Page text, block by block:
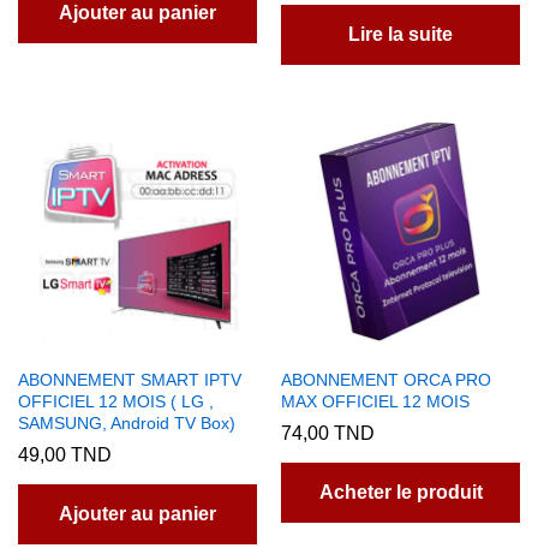
Ajouter au panier
Lire la suite
ABONNEMENT SMART IPTV
OFFICIEL 12 MOIS ( LG ,
SAMSUNG, Android TV Box)
49,00 TND
Ajouter au panier
ABONNEMENT ORCA PRO
MAX OFFICIEL 12 MOIS
74,00 TND
Acheter le produit